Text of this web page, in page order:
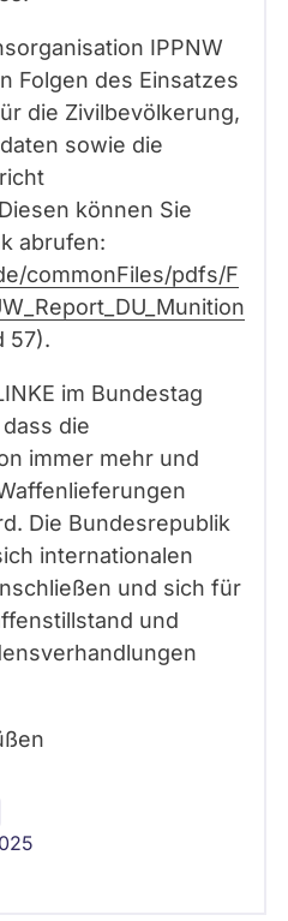
IPPNW
Folgen des Einsatzes
die Zivilbevölkerung,
sowie die
können Sie
abrufen:
commonFiles/pdfs/F
57).
im Bundestag
die
immer mehr und
Die Bundesrepublik
internationalen
und sich für
und